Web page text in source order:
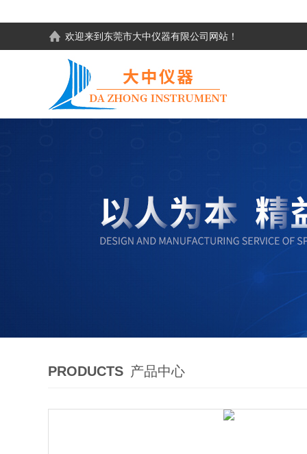
欢迎来到东莞市大中仪器有限公司网站！
PRODUCTS 产品中心